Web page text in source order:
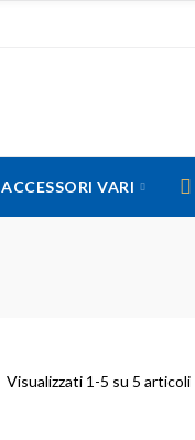
ACCESSORI VARI
Visualizzati 1-5 su 5 articoli